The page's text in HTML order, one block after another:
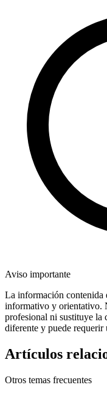
Aviso importante
La información contenida
informativo y orientativo.
profesional ni sustituye la
diferente y puede requerir
Artículos
Otros temas frecuentes